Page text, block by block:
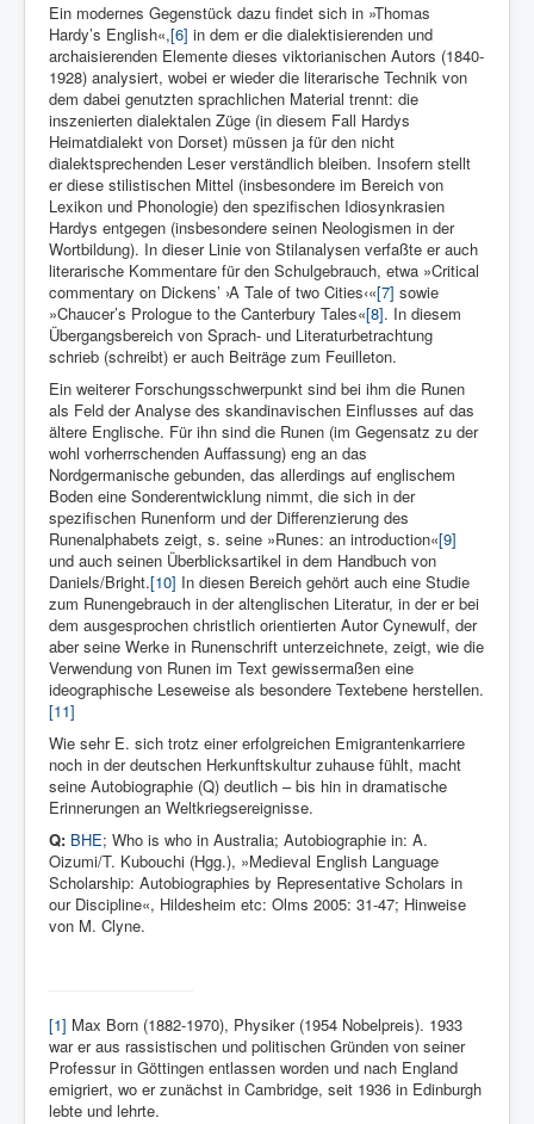
Ein modernes Gegenstück dazu findet sich in »Thomas
Hardy’s English«,[6] in dem er die dialektisierenden und
archaisierenden Elemente dieses viktorianischen Autors (1840-
1928) analysiert, wobei er wieder die literarische Technik von
dem dabei genutzten sprachlichen Material trennt: die
inszenierten dialektalen Züge (in diesem Fall Hardys
Heimatdialekt von Dorset) müssen ja für den nicht
dialektsprechenden Leser verständlich bleiben. Insofern stellt
er diese stilistischen Mittel (insbesondere im Bereich von
Lexikon und Phonologie) den spezifischen Idiosynkrasien
Hardys entgegen (insbesondere seinen Neologismen in der
Wortbildung). In dieser Linie von Stilanalysen verfaßte er auch
literarische Kommentare für den Schulgebrauch, etwa »Critical
commentary on Dickens’ ›A Tale of two Cities‹«[7] sowie
»Chaucer’s Prologue to the Canterbury Tales«[8]. In diesem
Übergangsbereich von Sprach- und Literaturbetrachtung
schrieb (schreibt) er auch Beiträge zum Feuilleton.
Ein weiterer Forschungsschwerpunkt sind bei ihm die Runen
als Feld der Analyse des skandinavischen Einflusses auf das
ältere Englische. Für ihn sind die Runen (im Gegensatz zu der
wohl vorherrschenden Auffassung) eng an das
Nordgermanische gebunden, das allerdings auf englischem
Boden eine Sonderentwicklung nimmt, die sich in der
spezifischen Runenform und der Differenzierung des
Runenalphabets zeigt, s. seine »Runes: an introduction«[9]
und auch seinen Überblicksartikel in dem Handbuch von
Daniels/Bright.[10] In diesen Bereich gehört auch eine Studie
zum Runengebrauch in der altenglischen Literatur, in der er bei
dem ausgesprochen christlich orientierten Autor Cynewulf, der
aber seine Werke in Runenschrift unterzeichnete, zeigt, wie die
Verwendung von Runen im Text gewissermaßen eine
ideographische Leseweise als besondere Textebene herstellen.
[11]
Wie sehr E. sich trotz einer erfolgreichen Emigrantenkarriere
noch in der deutschen Herkunftskultur zuhause fühlt, macht
seine Autobiographie (Q) deutlich – bis hin in dramatische
Erinnerungen an Weltkriegsereignisse.
Q: BHE; Who is who in Australia; Autobiographie in: A.
Oizumi/T. Kubouchi (Hgg.), »Medieval English Language
Scholarship: Autobiographies by Representative Scholars in
our Discipline«, Hildesheim etc: Olms 2005: 31-47; Hinweise
von M. Clyne.
[1] Max Born (1882-1970), Physiker (1954 Nobelpreis). 1933
war er aus rassistischen und politischen Gründen von seiner
Professur in Göttingen entlassen worden und nach England
emigriert, wo er zunächst in Cambridge, seit 1936 in Edinburgh
lebte und lehrte.